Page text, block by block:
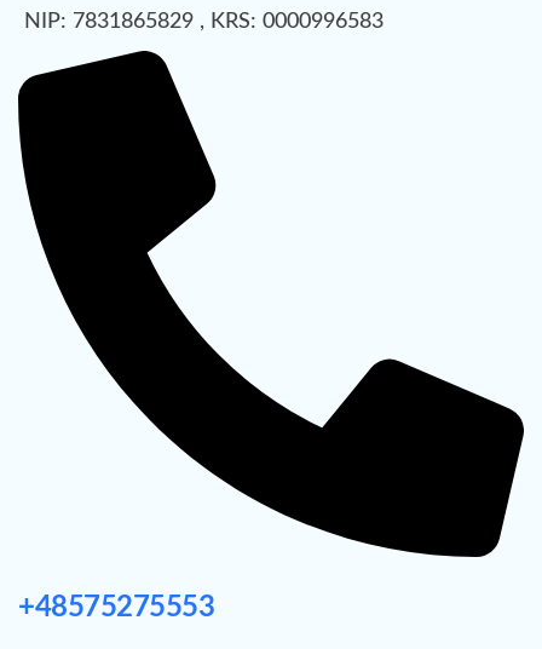
NIP: 7831865829 , KRS: 0000996583
+48575275553